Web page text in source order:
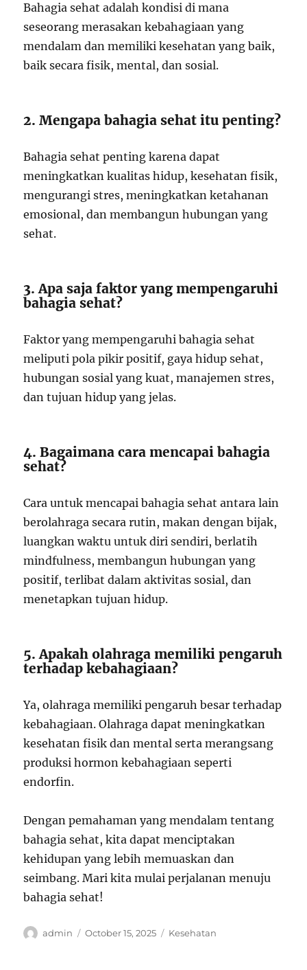
Bahagia sehat adalah kondisi di mana
seseorang merasakan kebahagiaan yang
mendalam dan memiliki kesehatan yang baik,
baik secara fisik, mental, dan sosial.
2. Mengapa bahagia sehat itu penting?
Bahagia sehat penting karena dapat
meningkatkan kualitas hidup, kesehatan fisik,
mengurangi stres, meningkatkan ketahanan
emosional, dan membangun hubungan yang
sehat.
3. Apa saja faktor yang mempengaruhi
bahagia sehat?
Faktor yang mempengaruhi bahagia sehat
meliputi pola pikir positif, gaya hidup sehat,
hubungan sosial yang kuat, manajemen stres,
dan tujuan hidup yang jelas.
4. Bagaimana cara mencapai bahagia
sehat?
Cara untuk mencapai bahagia sehat antara lain
berolahraga secara rutin, makan dengan bijak,
luangkan waktu untuk diri sendiri, berlatih
mindfulness, membangun hubungan yang
positif, terlibat dalam aktivitas sosial, dan
menetapkan tujuan hidup.
5. Apakah olahraga memiliki pengaruh
terhadap kebahagiaan?
Ya, olahraga memiliki pengaruh besar terhadap
kebahagiaan. Olahraga dapat meningkatkan
kesehatan fisik dan mental serta merangsang
produksi hormon kebahagiaan seperti
endorfin.
Dengan pemahaman yang mendalam tentang
bahagia sehat, kita dapat menciptakan
kehidupan yang lebih memuaskan dan
seimbang. Mari kita mulai perjalanan menuju
bahagia sehat!
Author
admin
Posted
October 15, 2025 Categories
Kesehatan